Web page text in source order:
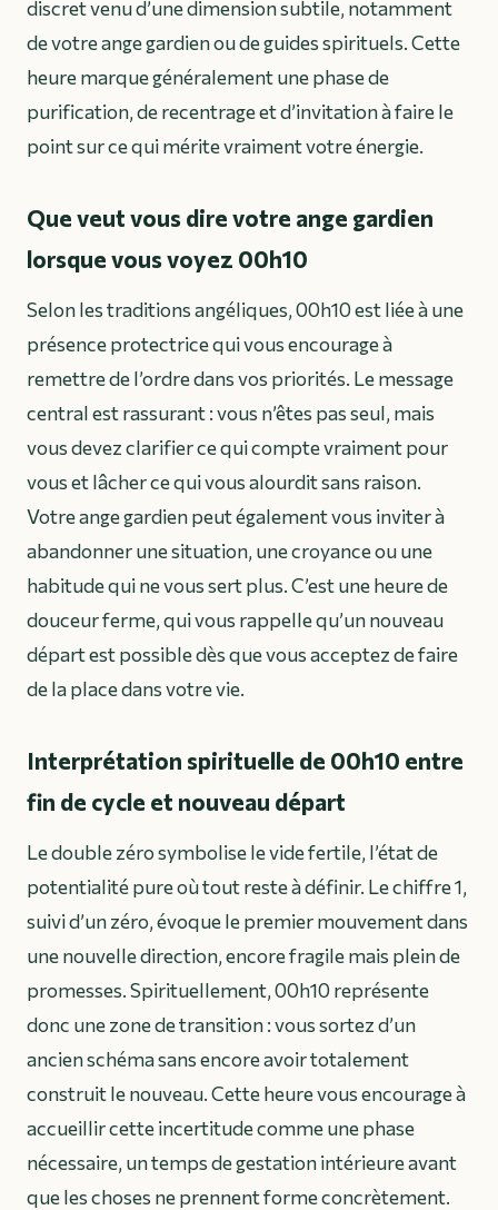
discret venu d’une dimension subtile, notamment
de votre ange gardien ou de guides spirituels. Cette
heure marque généralement une phase de
purification, de recentrage et d’invitation à faire le
point sur ce qui mérite vraiment votre énergie.
Que veut vous dire votre ange gardien
lorsque vous voyez 00h10
Selon les traditions angéliques, 00h10 est liée à une
présence protectrice qui vous encourage à
remettre de l’ordre dans vos priorités. Le message
central est rassurant : vous n’êtes pas seul, mais
vous devez clarifier ce qui compte vraiment pour
vous et lâcher ce qui vous alourdit sans raison.
Votre ange gardien peut également vous inviter à
abandonner une situation, une croyance ou une
habitude qui ne vous sert plus. C’est une heure de
douceur ferme, qui vous rappelle qu’un nouveau
départ est possible dès que vous acceptez de faire
de la place dans votre vie.
Interprétation spirituelle de 00h10 entre
fin de cycle et nouveau départ
Le double zéro symbolise le vide fertile, l’état de
potentialité pure où tout reste à définir. Le chiffre 1,
suivi d’un zéro, évoque le premier mouvement dans
une nouvelle direction, encore fragile mais plein de
promesses. Spirituellement, 00h10 représente
donc une zone de transition : vous sortez d’un
ancien schéma sans encore avoir totalement
construit le nouveau. Cette heure vous encourage à
accueillir cette incertitude comme une phase
nécessaire, un temps de gestation intérieure avant
que les choses ne prennent forme concrètement.